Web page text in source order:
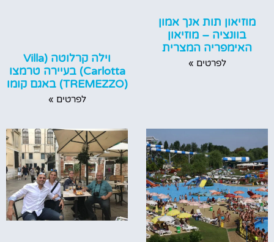
מוזיאון תות אנך אמון
בוונציה – מוזיאון
האימפריה המצרית
לפרטים »
וילה קרלוטה (Villa
Carlotta) בעיירה טרמצו
(TREMEZZO) באגם קומו
לפרטים »